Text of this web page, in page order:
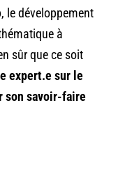
le développement
à
sûr que ce soit
expert.e sur le
son savoir-faire